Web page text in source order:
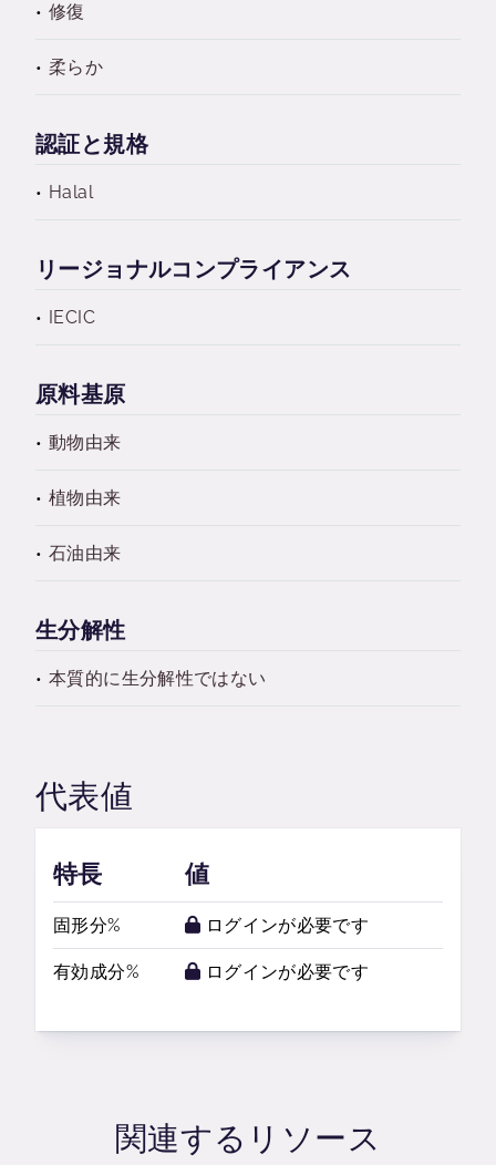
修復
柔らか
認証と規格
Halal
リージョナルコンプライアンス
IECIC
原料基原
動物由来
植物由来
石油由来
生分解性
本質的に生分解性ではない
代表値
特長 値
固形分% ログインが必要です
有効成分% ログインが必要です
関連するリソース